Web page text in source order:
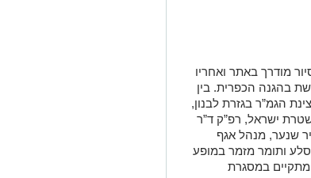
מודרך באתר ואחריו
בהגנה הכפרית. בין
הגמ”ר בגזרת לבנון,
ישראל, רפ”ק ד”ר
שנער, מנהל אגף
סלע ותומר מזמר במופע
מתקיים במסגרת